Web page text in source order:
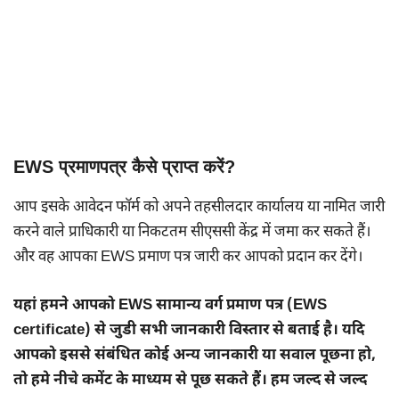
EWS प्रमाणपत्र कैसे प्राप्त करें?
आप इसके आवेदन फॉर्म को अपने तहसीलदार कार्यालय या नामित जारी
करने वाले प्राधिकारी या निकटतम सीएससी केंद्र में जमा कर सकते हैं।
और वह आपका EWS प्रमाण पत्र जारी कर आपको प्रदान कर देंगे।
यहां हमने आपको EWS सामान्य वर्ग प्रमाण पत्र (EWS
certificate) से जुडी सभी जानकारी विस्तार से बताई है। यदि
आपको इससे संबंधित कोई अन्य जानकारी या सवाल पूछना हो,
तो हमे नीचे कमेंट के माध्यम से पूछ सकते हैं। हम जल्द से जल्द